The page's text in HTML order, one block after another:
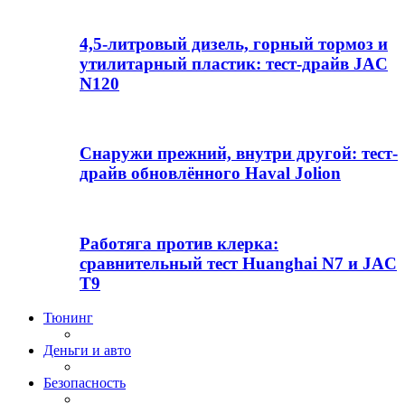
4,5-литровый дизель, горный тормоз и
утилитарный пластик: тест-драйв JAC
N120
Снаружи прежний, внутри другой: тест-
драйв обновлённого Haval Jolion
Работяга против клерка:
сравнительный тест Huanghai N7 и JAC
T9
Тюнинг
Деньги и авто
Безопасность